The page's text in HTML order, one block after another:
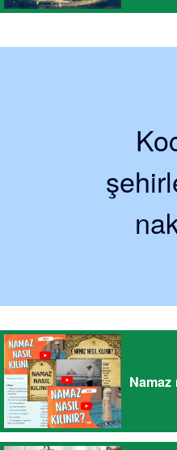
Namaz